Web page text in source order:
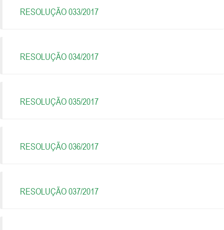
RESOLUÇÃO 033/2017
RESOLUÇÃO 034/2017
RESOLUÇÃO 035/2017
RESOLUÇÃO 036/2017
RESOLUÇÃO 037/2017